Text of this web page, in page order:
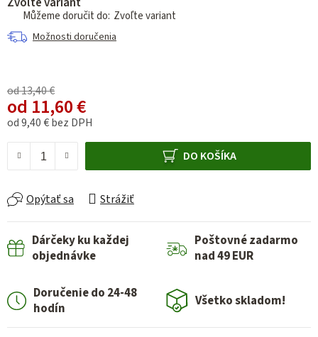
Zvoľte variant
Možnosti doručenia
od 13,40 €
od 11,60 €
od9,40 €bez DPH
DO KOŠÍKA
Opýtať sa Strážiť
Dárčeky ku každej
objednávke
Poštovné zadarmo
nad 49 EUR
Doručenie do 24-48
hodín
Všetko skladom!